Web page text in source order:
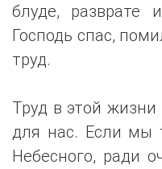
блуде, разврате
Господь спас,
труд.
Труд в этой
для нас. Если мы
Небесного, ради